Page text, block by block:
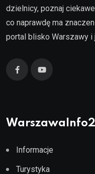
dzielnicy, poznaj
co naprawdę ma
portal blisko Warszawy i
Informacje
Turystyka